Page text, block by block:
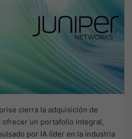
cierra la adquisición de
ofrecer un portafolio integral,
por IA líder en la industria